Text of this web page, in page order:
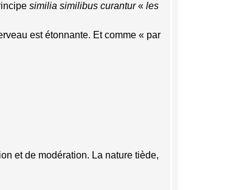
similia similibus curantur« les
est étonnante. Et comme « par
et de modération. La nature tiède,